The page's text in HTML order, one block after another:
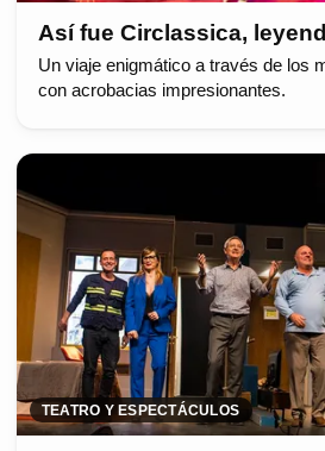
Así fue Circlassica,
Un viaje enigmático a través de los
con acrobacias impresionantes.
TEATRO Y ESPECTÁCULOS